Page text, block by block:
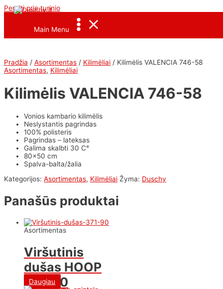
Pereiti prie turinio
Main Menu
<--Pavel_Shrink_Menu-->
Pradžia / Asortimentas / Kilimėliai / Kilimėlis VALENCIA 746-58
Asortimentas, Kilimėliai
Kilimėlis VALENCIA 746-58
Vonios kambario kilimėlis
Neslystantis pagrindas
100% polisteris
Pagrindas – lateksas
Galima skalbti 30 C°
80×50 cm
Spalva-balta/žalia
Kategorijos: Asortimentas, Kilimėliai Žyma: Duschy
Panašūs produktai
Asortimentas
Viršutinis
dušas HOOP
371-90
Daugiau